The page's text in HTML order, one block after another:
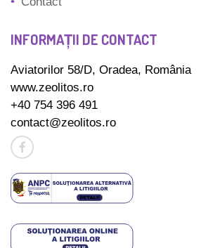
INFORMAȚII DE CONTACT
Aviatorilor 58/D, Oradea, România
www.zeolitos.ro
+40 754 396 491
contact@zeolitos.ro